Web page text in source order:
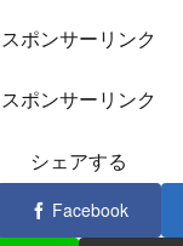
坂〜須玉 通行止め
てひっくり返って